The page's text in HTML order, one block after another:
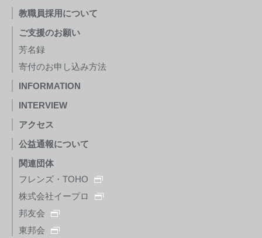
教職員採用について
ご支援のお願い
芳名録
寄付のお申し込み方法
INFORMATION
INTERVIEW
アクセス
公益通報について
関連団体
フレンズ・TOHO
株式会社イープロ
邦友会
東邦会